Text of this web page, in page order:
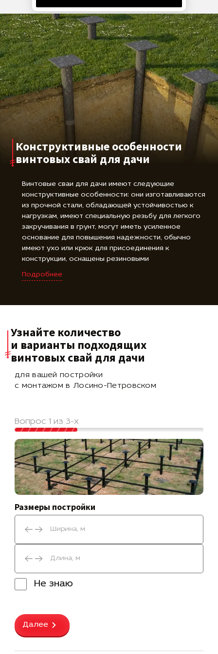
такого фундамента может превышать несколько
десятков лет.
Конструктивные особенности
винтовых свай для дачи
Винтовые сваи для дачи имеют следующие
конструктивные особенности: они изготавливаются
из прочной стали, обладающей устойчивостью к
нагрузкам, имеют специальную резьбу для легкого
закручивания в грунт, могут иметь усиленное
основание для повышения надежности, обычно
имеют ухо или крюк для присоединения к
конструкции, оснащены резиновыми
амортизаторами или гайками для регулировки
высоты, оцинкованное покрытие защищает от
Подробнее
Узнайте количество
и варианты подходящих
винтовых свай для дачи
для вашей постройки
с монтажом в Лосино-Петровском
Вопрос 1 из 3-х
Размеры постройки
Не знаю
Далее